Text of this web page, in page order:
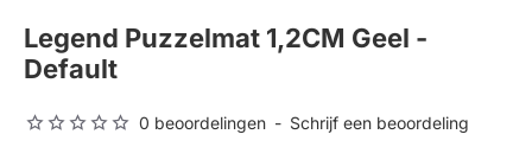
Legend Puzzelmat 1,2CM Geel -
Default
0 beoordelingen - Schrijf een beoordeling